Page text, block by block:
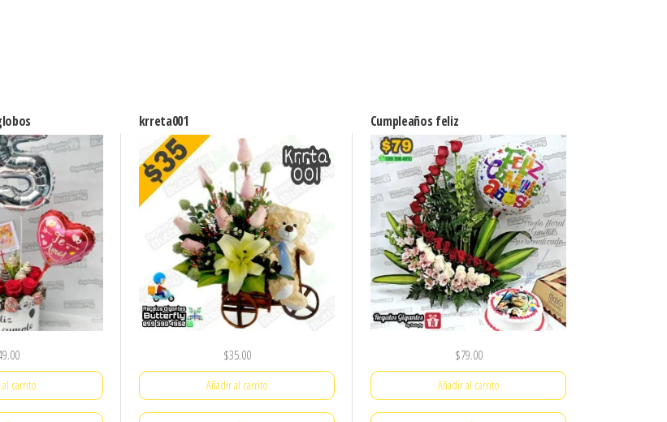
carrito
krreta001
$35.00
Añadir al carrito
Cumpleaños feliz
$79.00
Añadir al carrito